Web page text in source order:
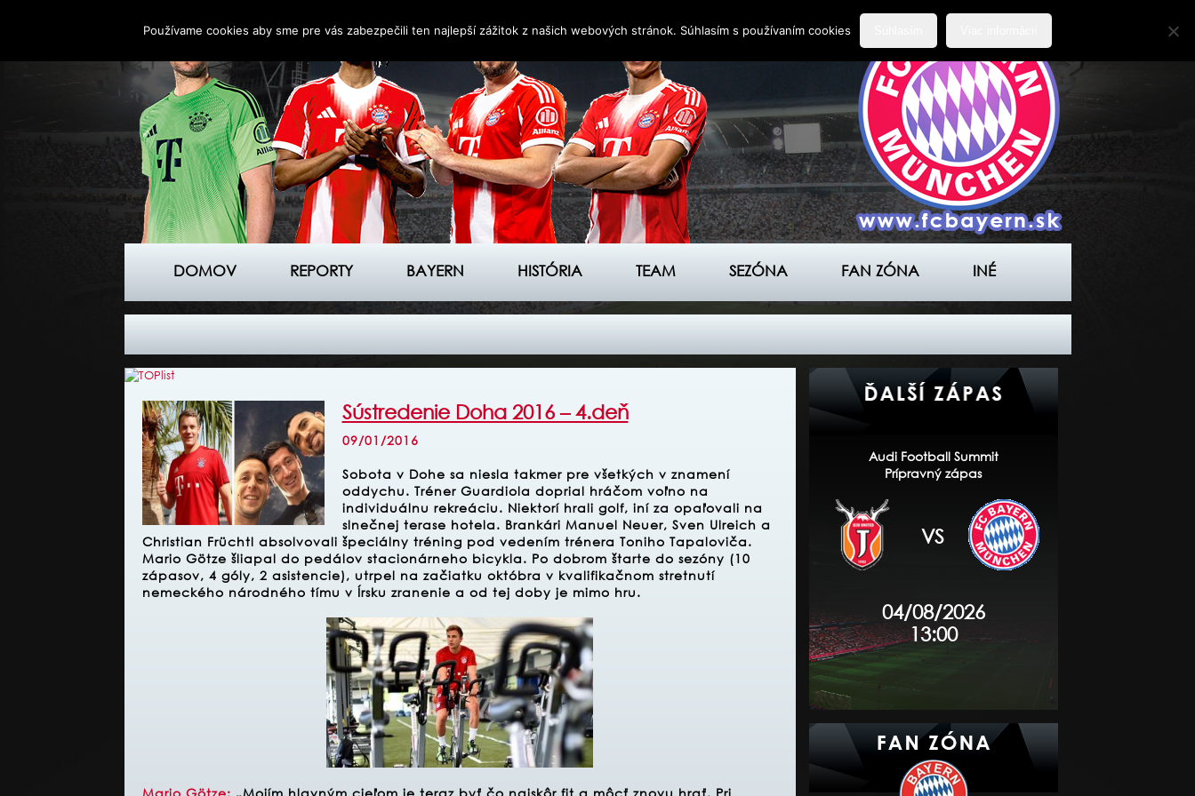
DOMOV REPORTY BAYERN HISTÓRIA TEAM SEZÓNA FAN ZÓNA INÉ
Sústredenie Doha 2016 – 4.deň
09/01/2016
Sobota v Dohe sa niesla takmer pre všetkých v znamení
oddychu. Tréner Guardiola doprial hráčom voľno na
individuálnu rekreáciu. Niektorí hrali golf, iní za opaľovali na
slnečnej terase hotela. Brankári Manuel Neuer, Sven Ulreich a
Christian Früchtl absolvovali špeciálny tréning pod vedením trénera Toniho Tapaloviča.
Mario Götze šliapal do pedálov stacionárneho bicykla. Po dobrom štarte do sezóny (10
zápasov, 4 góly, 2 asistencie), utrpel na začiatku októbra v kvalifikačnom stretnutí
nemeckého národného tímu v Írsku zranenie a od tej doby je mimo hru.
Audi Football Summit
Prípravný zápas
VS
04/08/2026
13:00
Používame cookies aby sme pre vás zabezpečili ten najlepší zážitok z našich webových stránok. Súhlasím s používaním cookies